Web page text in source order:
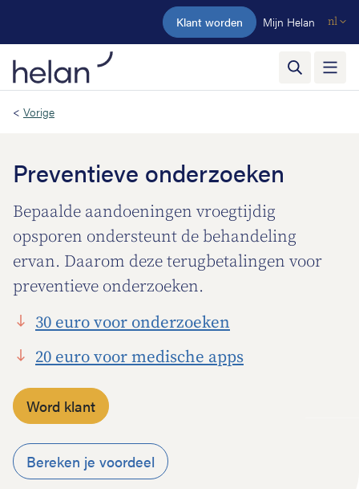
Ga naar de hoofdinhoud
Klant worden Mijn Helan nl
< Vorige
Preventieve onderzoeken
Bepaalde aandoeningen vroegtijdig
opsporen ondersteunt de behandeling
ervan. Daarom deze terugbetalingen voor
preventieve onderzoeken.
30 euro voor onderzoeken
20 euro voor medische apps
Word klant
Bereken je voordeel